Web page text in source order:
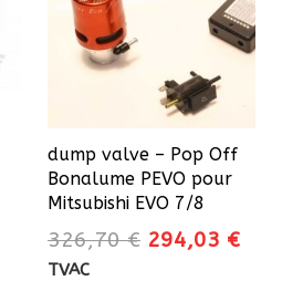
options
peuvent
page
dump valve – Pop Off
Bonalume PEVO pour
Mitsubishi EVO 7/8
326,70€ Le
294,03 €Le
TVAC